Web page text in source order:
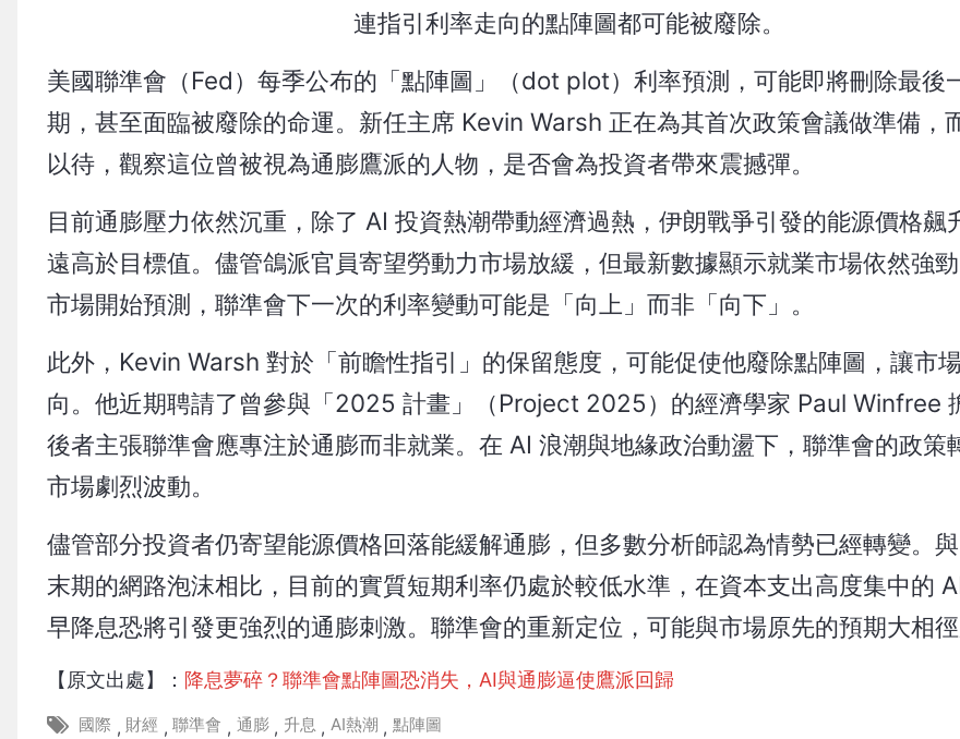
連指引利率走向的點陣圖都可能被廢除。
美國聯準會（Fed）每季公布的「點陣圖」（dot plot）利率預測，可能即將刪除最後
期，甚至面臨被廢除的命運。新任主席 Kevin Warsh 正在為其首次政策會議做準備，
以待，觀察這位曾被視為通膨鷹派的人物，是否會為投資者帶來震撼彈。
目前通膨壓力依然沉重，除了 AI 投資熱潮帶動經濟過熱，伊朗戰爭引發的能源價格飆
遠高於目標值。儘管鴿派官員寄望勞動力市場放緩，但最新數據顯示就業市場依然強
市場開始預測，聯準會下一次的利率變動可能是「向上」而非「向下」。
此外，Kevin Warsh 對於「前瞻性指引」的保留態度，可能促使他廢除點陣圖，讓市
向。他近期聘請了曾參與「2025 計畫」（Project 2025）的經濟學家 Paul Winfree
後者主張聯準會應專注於通膨而非就業。在 AI 浪潮與地緣政治動盪下，聯準會的政策
市場劇烈波動。
儘管部分投資者仍寄望能源價格回落能緩解通膨，但多數分析師認為情勢已經轉變。
末期的網路泡沫相比，目前的實質短期利率仍處於較低水準，在資本支出高度集中的
早降息恐將引發更強烈的通膨刺激。聯準會的重新定位，可能與市場原先的預期大相徑
【原文出處】： 降息夢碎？聯準會點陣圖恐消失，AI與通膨逼使鷹派回歸
國際 , 財經 , 聯準會 , 通膨 , 升息 , AI熱潮 , 點陣圖